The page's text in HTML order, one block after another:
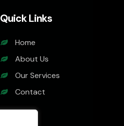
Quick Links
Home
About Us
Our Services
Contact